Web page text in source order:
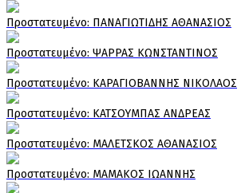
Πρoστατευμένο: ΠΑΝΑΓΙΩΤΙΔΗΣ ΑΘΑΝΑΣΙΟΣ
Πρoστατευμένο: ΨΑΡΡΑΣ ΚΩΝΣΤΑΝΤΙΝΟΣ
Πρoστατευμένο: ΚΑΡΑΓΙΟΒΑΝΝΗΣ ΝΙΚΟΛΑΟΣ
Πρoστατευμένο: ΚΑΤΣΟΥΜΠΑΣ ΑΝΔΡΕΑΣ
Πρoστατευμένο: ΜΑΛΕΤΣΚΟΣ ΑΘΑΝΑΣΙΟΣ
Πρoστατευμένο: ΜΑΜΑΚΟΣ ΙΩΑΝΝΗΣ